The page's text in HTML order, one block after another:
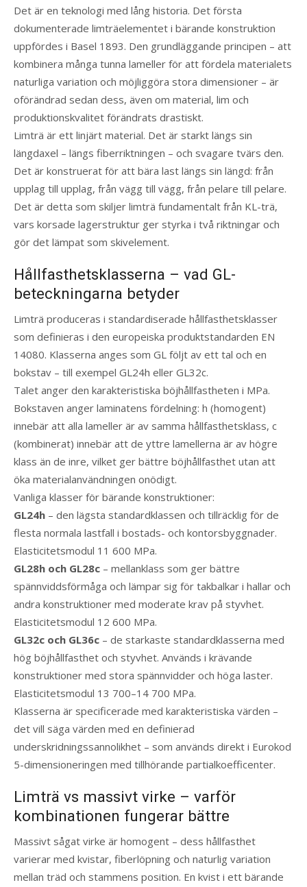
Det är en teknologi med lång historia. Det första
dokumenterade limträelementet i bärande konstruktion
uppfördes i Basel 1893. Den grundläggande principen – att
kombinera många tunna lameller för att fördela materialets
naturliga variation och möjliggöra stora dimensioner – är
oförändrad sedan dess, även om material, lim och
produktionskvalitet förändrats drastiskt.
Limträ är ett linjärt material. Det är starkt längs sin
längdaxel – längs fiberriktningen – och svagare tvärs den.
Det är konstruerat för att bära last längs sin längd: från
upplag till upplag, från vägg till vägg, från pelare till pelare.
Det är detta som skiljer limträ fundamentalt från KL-trä,
vars korsade lagerstruktur ger styrka i två riktningar och
gör det lämpat som skivelement.
Hållfasthetsklasserna – vad GL-
beteckningarna betyder
Limträ produceras i standardiserade hållfasthetsklasser
som definieras i den europeiska produktstandarden EN
14080. Klasserna anges som GL följt av ett tal och en
bokstav – till exempel GL24h eller GL32c.
Talet anger den karakteristiska böjhållfastheten i MPa.
Bokstaven anger laminatens fördelning: h (homogent)
innebär att alla lameller är av samma hållfasthetsklass, c
(kombinerat) innebär att de yttre lamellerna är av högre
klass än de inre, vilket ger bättre böjhållfasthet utan att
öka materialanvändningen onödigt.
Vanliga klasser för bärande konstruktioner:
GL24h – den lägsta standardklassen och tillräcklig för de
flesta normala lastfall i bostads- och kontorsbyggnader.
Elasticitetsmodul 11 600 MPa.
GL28h och GL28c – mellanklass som ger bättre
spännviddsförmåga och lämpar sig för takbalkar i hallar och
andra konstruktioner med moderate krav på styvhet.
Elasticitetsmodul 12 600 MPa.
GL32c och GL36c – de starkaste standardklasserna med
hög böjhållfasthet och styvhet. Används i krävande
konstruktioner med stora spännvidder och höga laster.
Elasticitetsmodul 13 700–14 700 MPa.
Klasserna är specificerade med karakteristiska värden –
det vill säga värden med en definierad
underskridningssannolikhet – som används direkt i Eurokod
5-dimensioneringen med tillhörande partialkoefficenter.
Limträ vs massivt virke – varför
kombinationen fungerar bättre
Massivt sågat virke är homogent – dess hållfasthet
varierar med kvistar, fiberlöpning och naturlig variation
mellan träd och stammens position. En kvist i ett bärande